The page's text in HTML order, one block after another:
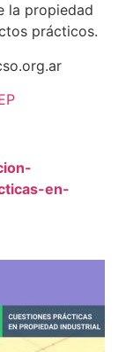
la propiedad
prácticos.
en-